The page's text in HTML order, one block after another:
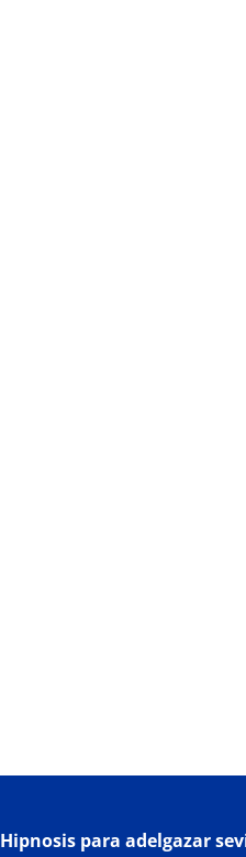
Hipnosis para adelgazar